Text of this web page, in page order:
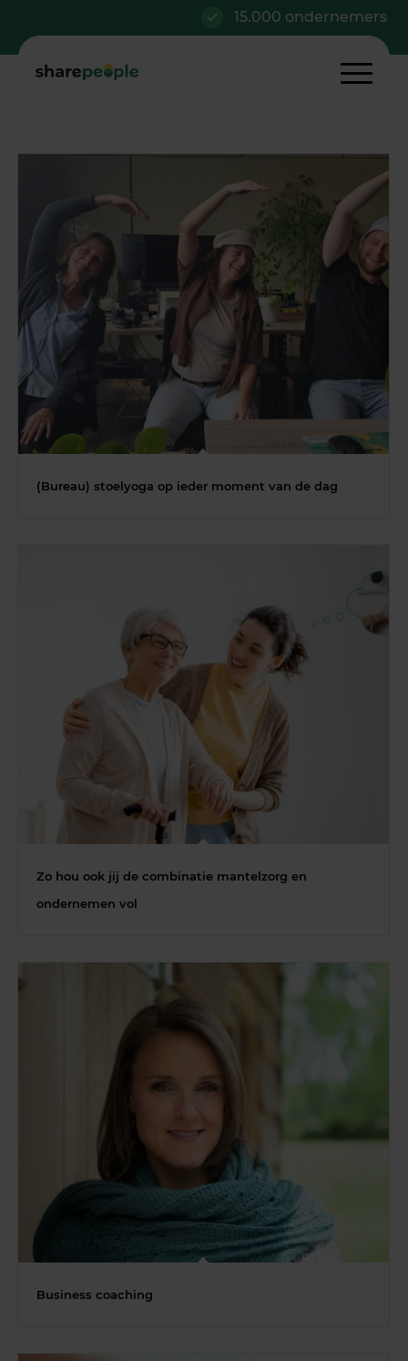
15.000 ondernemers Al
(Bureau) stoelyoga op ieder moment van de dag
Zo hou ook jij de combinatie mantelzorg en
ondernemen vol
Business coaching